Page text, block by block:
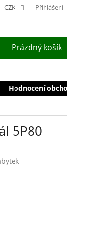
CZK Přihlášení
NÁKUPNÍ
KOŠÍK
Prázdný košík
Hodnocení obchodu
5P80